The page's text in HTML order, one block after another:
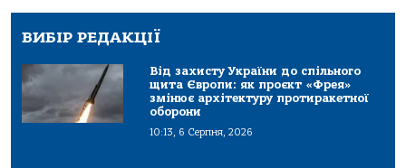
ВИБІР РЕДАКЦІЇ
Від захисту України до спільного
щита Європи: як проєкт «Фрея»
змінює архітектуру протиракетної
оборони
10:13, 6 Серпня, 2026